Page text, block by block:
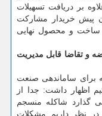
بر دریافت تسهیلات
پیش خریدار مشاركت
و محصول نهایی
و تقاضا قابل مدیریت
برای ساماندهی صنعت
اظهار داشت: جدا از
گذارد شاكله منسجم
در نظر داریم مشكلات